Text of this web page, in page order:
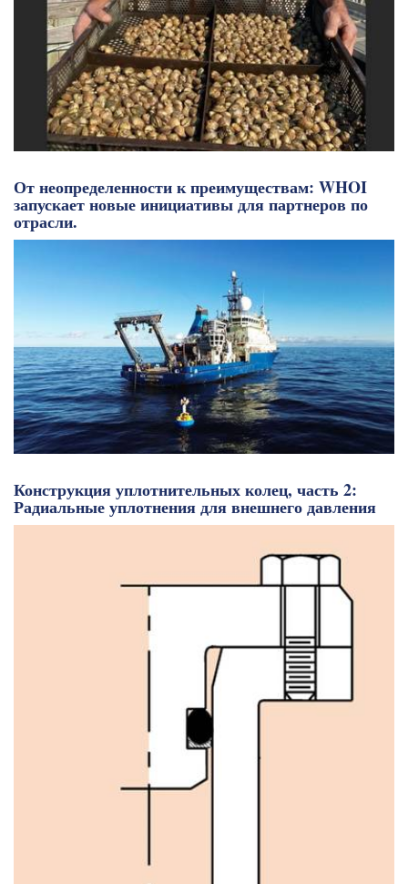
От неопределенности к преимуществам: WHOI
запускает новые инициативы для партнеров по
отрасли.
Конструкция уплотнительных колец, часть 2:
Радиальные уплотнения для внешнего давления